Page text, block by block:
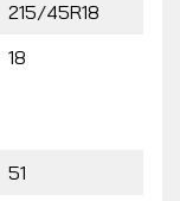
215/45R18
18
51